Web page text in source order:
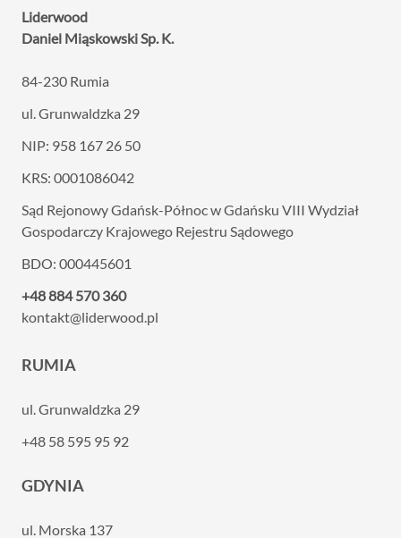
Liderwood
Daniel Miąskowski Sp. K.
84-230 Rumia
ul. Grunwaldzka 29
NIP: 958 167 26 50
KRS: 0001086042
Sąd Rejonowy Gdańsk-Północ w Gdańsku VIII Wydział
Gospodarczy Krajowego Rejestru Sądowego
BDO: 000445601
+48 884 570 360
kontakt@liderwood.pl
RUMIA
ul. Grunwaldzka 29
+48 58 595 95 92
GDYNIA
ul. Morska 137